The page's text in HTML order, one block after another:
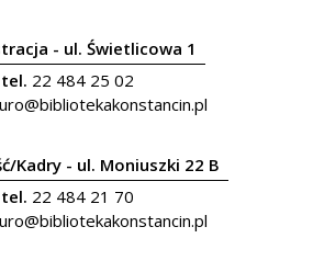
- ul. Świetlicowa 1
tel. 22 484 25 02
Kadry - ul. Moniuszki 22 B
tel. 22 484 21 70